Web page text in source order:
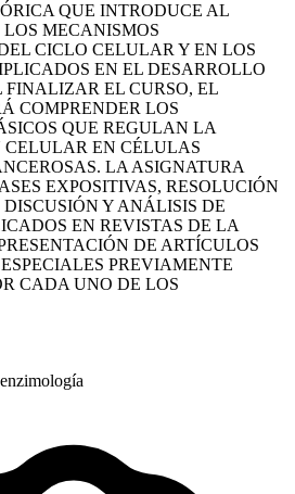
QUE INTRODUCE AL
MECANISMOS
CICLO CELULAR Y EN LOS
EN EL DESARROLLO
FINALIZAR EL CURSO, EL
COMPRENDER LOS
QUE REGULAN LA
CELULAR EN CÉLULAS
LA ASIGNATURA
EXPOSITIVAS, RESOLUCIÓN
Y ANÁLISIS DE
EN REVISTAS DE LA
DE ARTÍCULOS
PREVIAMENTE
CADA UNO DE LOS